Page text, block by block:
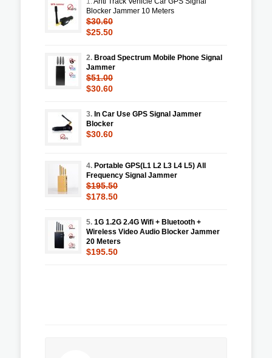
Blocker Jammer 10 Meters
$30.60
$25.50
2. Broad Spectrum Mobile Phone Signal
Jammer
$51.00
$30.60
3. In Car Use GPS Signal Jammer
Blocker
$30.60
4. Portable GPS(L1 L2 L3 L4 L5) All
Frequency Signal Jammer
$195.50
$178.50
5. 1G 1.2G 2.4G Wifi + Bluetooth +
Wireless Video Audio Blocker Jammer
20 Meters
$195.50